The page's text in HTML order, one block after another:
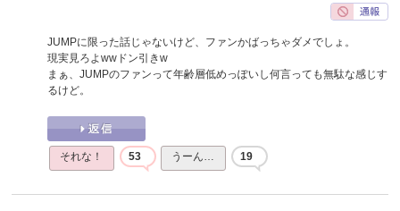
JUMPに限った話じゃないけど、ファンかばっちゃダメでしょ。
現実見ろよwwドン引きw
まぁ、JUMPのファンって年齢層低めっぽいし何言っても無駄な感じす
るけど。
それな！ 53 うーん… 19